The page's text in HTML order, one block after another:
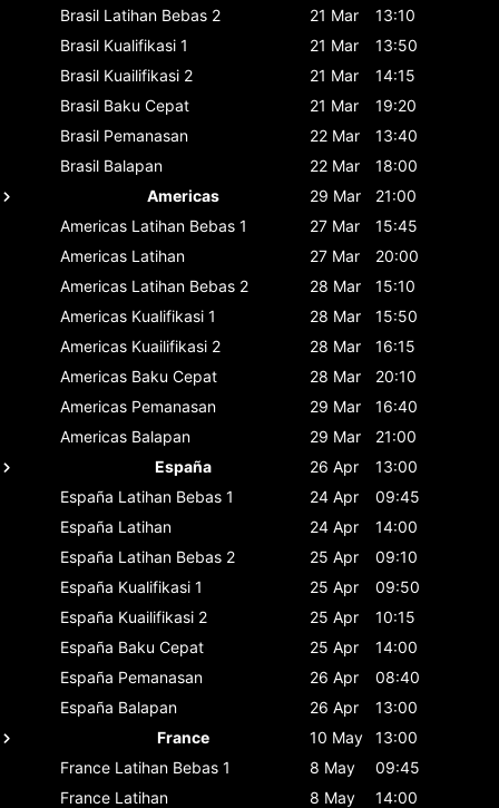
Brasil Latihan Bebas 2 21 Mar
13:10
Brasil Kualifikasi 1 21 Mar
13:50
Brasil Kuailifikasi 2 21 Mar
14:15
Brasil Baku Cepat 21 Mar
19:20
Brasil Pemanasan 22 Mar
13:40
Brasil Balapan 22 Mar
18:00
Americas
29 Mar
21:00
Americas Latihan Bebas 1 27 Mar
15:45
Americas Latihan 27 Mar
20:00
Americas Latihan Bebas 2 28 Mar
15:10
Americas Kualifikasi 1 28 Mar
15:50
Americas Kuailifikasi 2 28 Mar
16:15
Americas Baku Cepat 28 Mar
20:10
Americas Pemanasan 29 Mar
16:40
Americas Balapan 29 Mar
21:00
España
26 Apr
13:00
España Latihan Bebas 1 24 Apr
09:45
España Latihan 24 Apr
14:00
España Latihan Bebas 2 25 Apr
09:10
España Kualifikasi 1 25 Apr
09:50
España Kuailifikasi 2 25 Apr
10:15
España Baku Cepat 25 Apr
14:00
España Pemanasan 26 Apr
08:40
España Balapan 26 Apr
13:00
France
10 May
13:00
France Latihan Bebas 1 8 May
09:45
France Latihan 8 May
14:00